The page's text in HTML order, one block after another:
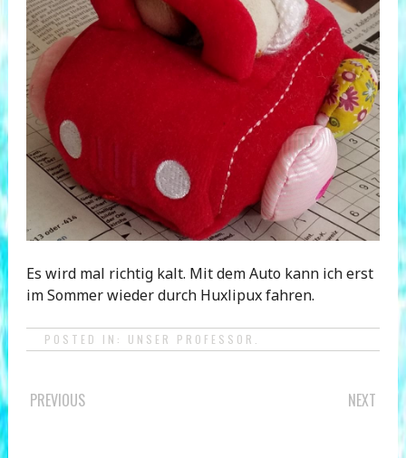
Es wird mal richtig kalt. Mit dem Auto kann ich erst
im Sommer wieder durch Huxlipux fahren.
POSTED IN: UNSER PROFESSOR
POST
PREVIOUS NEXT